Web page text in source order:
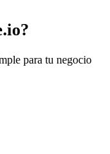
para tu negocio